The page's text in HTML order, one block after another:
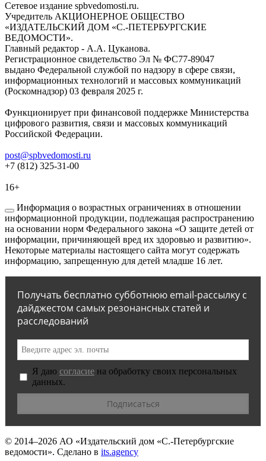
Сетевое издание spbvedomosti.ru.
Учредитель АКЦИОНЕРНОЕ ОБЩЕСТВО
«ИЗДАТЕЛЬСКИЙ ДОМ «С.-ПЕТЕРБУРГСКИЕ
ВЕДОМОСТИ».
Главный редактор - А.А. Цуканова.
Регистрационное свидетельство Эл № ФС77-89047
выдано Федеральной службой по надзору в сфере связи,
информационных технологий и массовых коммуникаций
(Роскомнадзор) 03 февраля 2025 г.
Функционирует при финансовой поддержке Министерства
цифрового развития, связи и массовых коммуникаций
Российской Федерации.
post@spbvedomosti.ru
+7 (812) 325-31-00
16+
Информация о возрастных ограничениях в отношении
информационной продукции, подлежащая распространению
на основании норм Федерального закона «О защите детей от
информации, причиняющей вред их здоровью и развитию».
Некоторые материалы настоящего сайта могут содержать
информацию, запрещенную для детей младше 16 лет.
Получать бесплатно субботнюю email-рассылку с
дайджестом самых резонансных статей и
расследований
Я даю согласие на обработку своих персональных
данных.
© 2014–2026 АО «Издательский дом «С.-Петербургские
ведомости». Сделано в its.agency